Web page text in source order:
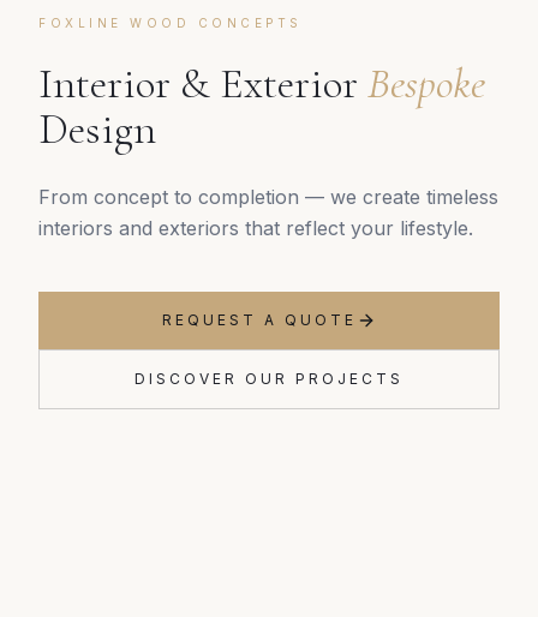
FOXLINE WOOD CONCEPTS
Interior & Exterior Bespoke
Design
From concept to completion — we create timeless
interiors and exteriors that reflect your lifestyle.
REQUEST A QUOTE
DISCOVER OUR PROJECTS